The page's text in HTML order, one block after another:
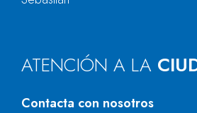
ATENCIÓN A LA
Contacta con nosotros